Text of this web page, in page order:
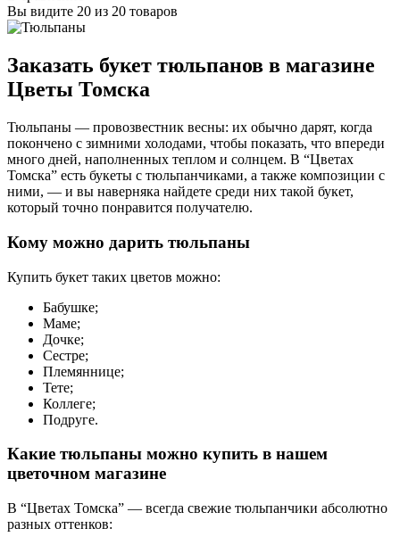
Вы видите 20 из 20 товаров
Заказать букет тюльпанов в магазине
Цветы Томска
Тюльпаны — провозвестник весны: их обычно дарят, когда
покончено с зимними холодами, чтобы показать, что впереди
много дней, наполненных теплом и солнцем. В “Цветах
Томска” есть букеты с тюльпанчиками, а также композиции с
ними, — и вы наверняка найдете среди них такой букет,
который точно понравится получателю.
Кому можно дарить тюльпаны
Купить букет таких цветов можно:
Бабушке;
Маме;
Дочке;
Сестре;
Племяннице;
Тете;
Коллеге;
Подруге.
Какие тюльпаны можно купить в нашем
цветочном магазине
В “Цветах Томска” — всегда свежие тюльпанчики абсолютно
разных оттенков: